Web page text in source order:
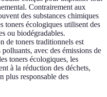
Contrairement aux
des substances chimiques
toners écologiques utilisent des
ou biodégradables.
de toners traditionnels est
avec des émissions de
toners écologiques, les
à la réduction des déchets,
plus responsable des